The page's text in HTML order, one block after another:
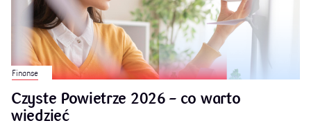
Finanse
Czyste Powietrze 2026 – co warto
wiedzieć